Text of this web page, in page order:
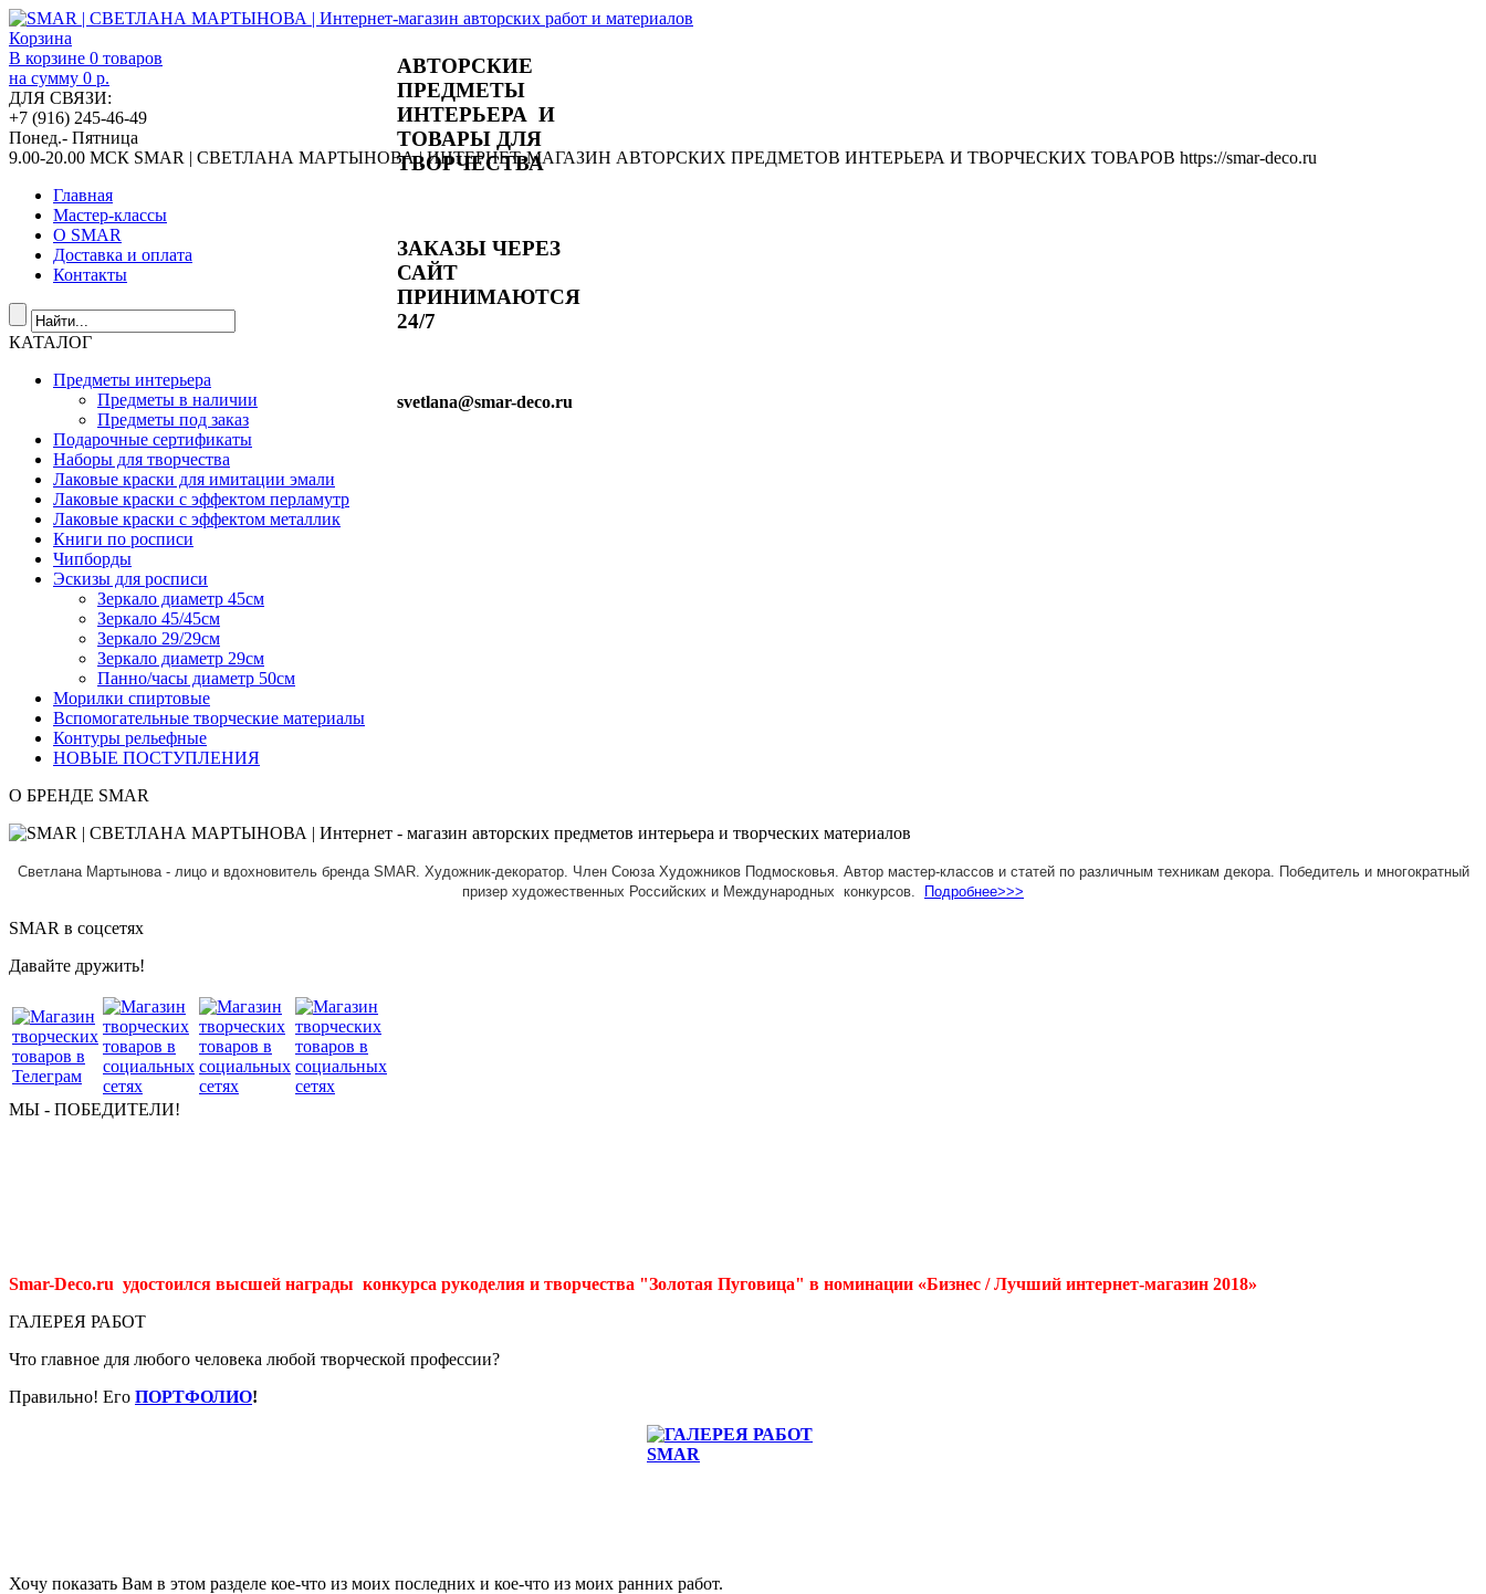
АВТОРСКИЕ
ПРЕДМЕТЫ
ИНТЕРЬЕРА И
ТОВАРЫ ДЛЯ
ТВОРЧЕСТВА
ЗАКАЗЫ ЧЕРЕЗ
САЙТ
ПРИНИМАЮТСЯ
24/7
svetlana@smar-deco.ru
Корзина
В корзине 0 товаров
на сумму 0 р.
ДЛЯ СВЯЗИ:
+7 (916) 245-46-49
Понед.- Пятница
9.00-20.00 МСК SMAR | СВЕТЛАНА МАРТЫНОВА | ИНТЕРНЕТ-МАГАЗИН АВТОРСКИХ ПРЕДМЕТОВ ИНТЕРЬЕРА И ТВОРЧЕСКИХ ТОВАРОВ https://smar-deco.ru
Главная
Мастер-классы
О SMAR
Доставка и оплата
Контакты
КАТАЛОГ
Предметы интерьера
Предметы в наличии
Предметы под заказ
Подарочные сертификаты
Наборы для творчества
Лаковые краски для имитации эмали
Лаковые краски с эффектом перламутр
Лаковые краски с эффектом металлик
Книги по росписи
Чипборды
Эскизы для росписи
Зеркало диаметр 45см
Зеркало 45/45см
Зеркало 29/29см
Зеркало диаметр 29см
Панно/часы диаметр 50см
Морилки спиртовые
Вспомогательные творческие материалы
Контуры рельефные
НОВЫЕ ПОСТУПЛЕНИЯ
О БРЕНДЕ SMAR
Светлана Мартынова - лицо и вдохновитель бренда SMAR. Художник-декоратор. Член Союза Художников Подмосковья. Автор мастер-классов и статей по различным техникам декора. Победитель и многократный
призер художественных Российских и Международных конкурсов.
Подробнее>>>
SMAR в соцсетях
Давайте дружить!
МЫ - ПОБЕДИТЕЛИ!
Smar-Deco.ru удостоился высшей награды конкурса рукоделия и творчества "Золотая Пуговица" в номинации «Бизнес / Лучший интернет-магазин 2018»
ГАЛЕРЕЯ РАБОТ
Что главное для любого человека любой творческой профессии?
Правильно! Его ПОРТФОЛИО!
Хочу показать Вам в этом разделе кое-что из моих последних и кое-что из моих ранних работ.